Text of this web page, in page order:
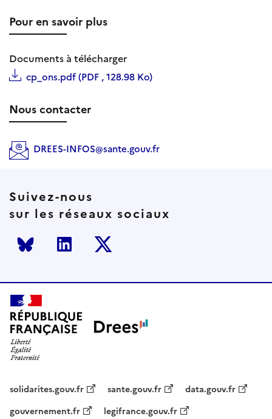
Pour en savoir plus
Documents à télécharger
cp_ons.pdf (PDF , 128.98 Ko)
Nous contacter
DREES-INFOS@sante.gouv.fr
Suivez-nous
sur les réseaux sociaux
Bluesky LinkedInTwitter
solidarites.gouv.fr sante.gouv.fr
data.gouv.fr
gouvernement.fr
legifrance.gouv.fr